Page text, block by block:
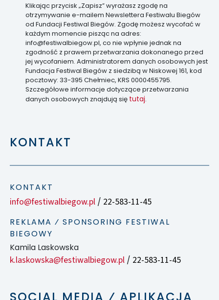
Klikając przycisk „Zapisz” wyrażasz zgodę na
otrzymywanie e-mailem Newslettera Festiwalu Biegów
od Fundacji Festiwal Biegów. Zgodę możesz wycofać w
każdym momencie pisząc na adres:
info@festiwalbiegow.pl, co nie wpłynie jednak na
zgodność z prawem przetwarzania dokonanego przed
jej wycofaniem. Administratorem danych osobowych jest
Fundacja Festiwal Biegów z siedzibą w Niskowej 161, kod
pocztowy: 33-395 Chełmiec, KRS 0000455795.
Szczegółowe informacje dotyczące przetwarzania
danych osobowych znajdują się tutaj.
KONTAKT
KONTAKT
info@festiwalbiegow.pl / 22-583-11-45
REKLAMA ⁄ SPONSORING FESTIWAL
BIEGOWY
Kamila Laskowska
k.laskowska@festiwalbiegow.pl / 22-583-11-45
SOCIAL MEDIA ⁄ APLIKACJA